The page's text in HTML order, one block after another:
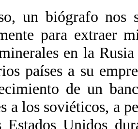
un biógrafo nos
para extraer
en la
países a su
de un
a los soviéticos, a
Estados Unidos